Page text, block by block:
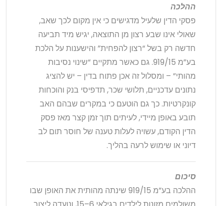
ההלכה
פסקי הדין שלעיל מדגישים כי אין מקום לכך שאב,
שאולי אינו שבע רצון מן התוצאה, יגיש מיד תביעה
חדשה רק בשל “רצון להפחית” והישענות על הלכת
בע”מ 919/15. גם כאשר מתקיים “שינוי נסיבות
מהותי” – ומסלול זה אכן פתוח בדין – יש להציג
נתונים עדכניים, תלושי שכר, תדפיסי בנק והוכחות
קונקרטיות. כך גם הוטעם כי במקרים שבהם האב
תובע באופן מיידי, לעיתים תוך זמן קצר מאז פסק
הדין הקודם, עשויה לעלות טענה של חוסר תום לב
דיוני או שימוש לרעה בהליך.
סיכום
ההלכה בע”מ 919/15 שינתה מהותית את האופן שבו